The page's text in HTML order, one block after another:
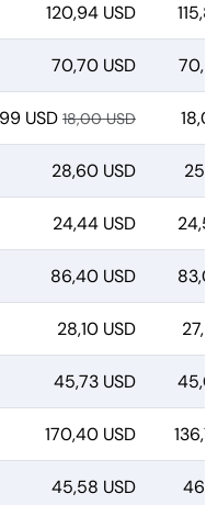
120,94 USD
70,70 USD
USD 18,00 USD
28,60 USD
24,44 USD
86,40 USD
28,10 USD
45,73 USD
170,40 USD
45,58 USD